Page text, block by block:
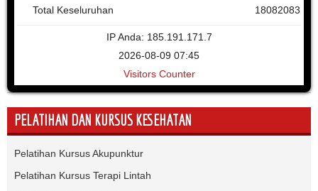
Total Keseluruhan
18082083
IP Anda: 185.191.171.7
2026-08-09 07:45
Visitors Counter
PELATIHAN DAN KURSUS KESEHATAN
Pelatihan Kursus Akupunktur
Pelatihan Kursus Terapi Lintah